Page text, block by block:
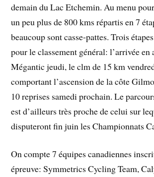
demain du Lac Etchemin. Au menu
un peu plus de 800 kms répartis en 7
beaucoup sont casse-pattes. Trois
pour le classement général: l’arrivée
Mégantic jeudi, le clm de 15 km
comportant l’ascension de la côte
10 reprises samedi prochain. Le
est d’ailleurs très proche de celui sur
disputeront fin juin les Championnats
On compte 7 équipes canadiennes
épreuve: Symmetrics Cycling Team,